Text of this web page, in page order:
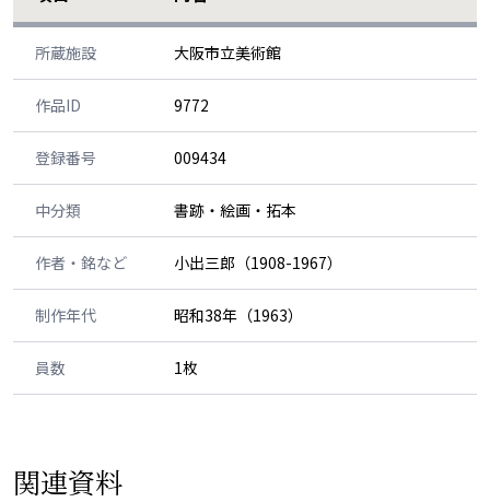
所蔵施設 大阪市立美術館
作品ID 9772
登録番号 009434
中分類 書跡・絵画・拓本
作者・銘など 小出三郎（1908-1967）
制作年代 昭和38年（1963）
員数 1枚
関連資料